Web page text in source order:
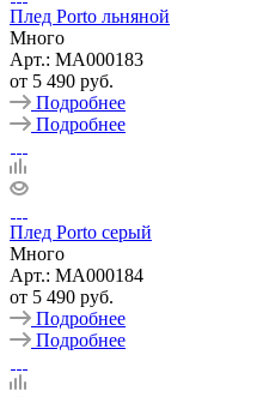
Плед Porto льняной
Много
Арт.: MA000183
от 5 490 руб.
Подробнее
Подробнее
Плед Porto серый
Много
Арт.: MA000184
от 5 490 руб.
Подробнее
Подробнее